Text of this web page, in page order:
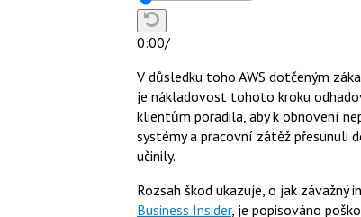
0:00/
V důsledku toho AWS dotčeným
je nákladovost tohoto kroku
klientům poradila, aby k obnovení
systémy a pracovní zátěž přesunuli
učinily.
Rozsah škod ukazuje, o jak závažný
Business Insider, je popisováno